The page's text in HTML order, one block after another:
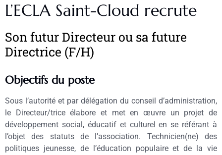
L’ECLA Saint-Cloud recrute
Son futur Directeur ou sa future
Directrice (F/H)
Objectifs du poste
Sous l’autorité et par délégation du conseil d’administration,
le Directeur/trice élabore et met en œuvre un projet de
développement social, éducatif et culturel en se référant à
l’objet des statuts de l’association. Technicien(ne) des
politiques jeunesse, de l’éducation populaire et de la vie